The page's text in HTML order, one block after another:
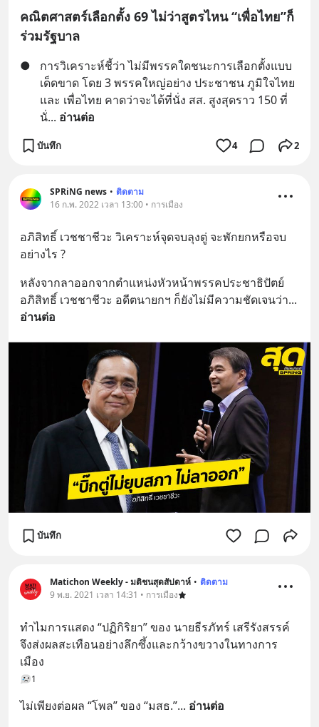
คณิตศาสตร์เลือกตั้ง 69 ไม่ว่าสูตรไหน “เพื่อไทย”ก็
ร่วมรัฐบาล
●
การวิเคราะห์ชี้ว่า ไม่มีพรรคใดชนะการเลือกตั้งแบบ
เด็ดขาด โดย 3 พรรคใหญ่อย่าง ประชาชน ภูมิใจไทย
และ เพื่อไทย คาดว่าจะได้ที่นั่ง สส. สูงสุดราว 150 ที่
นั่... อ่านต่อ
บันทึก 4 2
SPRiNG news • ติดตาม
16 ก.พ. 2022 เวลา 13:00 • การเมือง
อภิสิทธิ์ เวชชาชีวะ วิเคราะห์จุดจบลุงตู่ จะพักยกหรือจบ
อย่างไร ?
หลังจากลาออกจากตำแหน่งหัวหน้าพรรคประชาธิปัตย์
อภิสิทธิ์ เวชชาชีวะ อดีตนายกฯ ก็ยังไม่มีความชัดเจนว่า
อ่านต่อ
บันทึก
Matichon Weekly - มติชนสุดสัปดาห์ • ติดตาม
9 พ.ย. 2021 เวลา 14:31 • การเมือง
ทําไมการแสดง “ปฏิกิริยา” ของ นายธีรภัทร์ เสรีรังสรรค์
จึงส่งผลสะเทือนอย่างลึกซึ้งและกว้างขวางในทางการ
เมือง
1
ไม่เพียงต่อผล “โพล” ของ “มสธ.”... อ่านต่อ